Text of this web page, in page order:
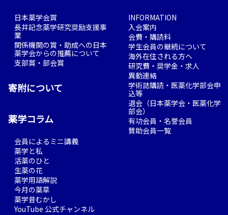
日本薬学会賞
長井記念薬学研究奨励支援事
業
関係機関の賞・助成への日本
薬学会からの推薦について
支部賞・部会賞
寄附について
薬学コラム
会員によるミニ講義
薬学と私
活薬のひと
生薬の花
薬学用語解説
今月の薬草
薬学昔むかし
YouTube 公式チャンネル
INFORMATION
入会案内
会費・購読料
学生会員の継続について
海外在住される方へ
研究費・奨学金・求人
異動連絡
学術誌購読・医薬化学部会申
込等
退会（日本薬学会・医薬化学
部会）
有功会員・名誉会員
賛助会員一覧